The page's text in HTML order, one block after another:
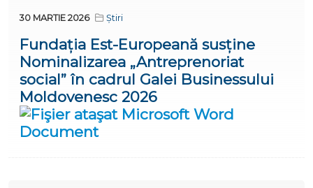
30 MARTIE 2026 Știri
Fundația Est-Europeană susține
Nominalizarea „Antreprenoriat
social” în cadrul Galei Businessului
Moldovenesc 2026